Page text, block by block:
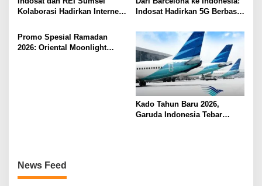
Kolaborasi Hadirkan Internet
Hunian
Indosat Hadirkan 5G Berbasis
Promo Spesial Ramadan
2026: Oriental Moonlight
Kado Tahun Baru 2026,
Garuda Indonesia Tebar
News Feed